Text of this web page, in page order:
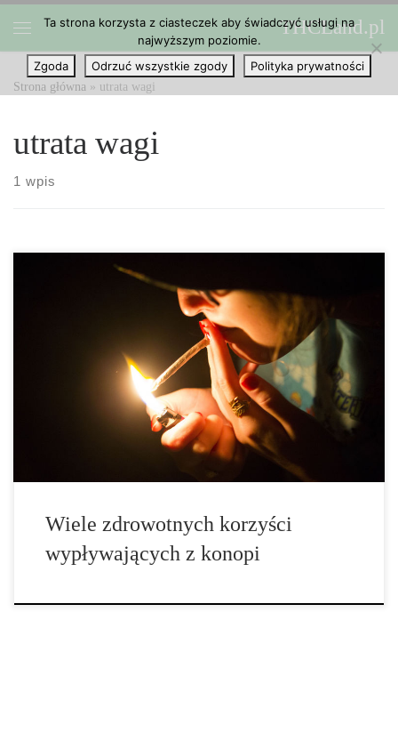
Przejdź do treści THCLand.pl
Strona główna » utrata wagi
utrata wagi
1 wpis
Wydaje się, że konopia to nie tylko odpowiedź na nasze globalne
problemy zdrowotne, zarówno dla ludzi, którzy nie mają co jeść
oraz dla ludzi w świecie zachodnim, który jest niedożywiony od
jedzenia niewłaściwych pokarmów, a także jest to odpowiedź na
Wiele zdrowotnych korzyści
wypływających z konopi
Ta strona korzysta z ciasteczek aby świadczyć usługi na
najwyższym poziomie.
Zgoda
Odrzuć wszystkie zgody Polityka prywatności